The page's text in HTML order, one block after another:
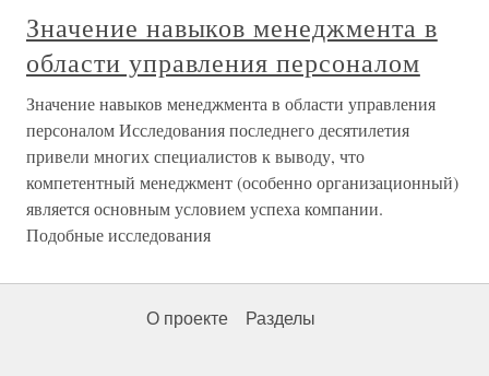
Значение навыков менеджмента в
области управления персоналом
Значение навыков менеджмента в области управления
персоналом Исследования последнего десятилетия
привели многих специалистов к выводу, что
компетентный менеджмент (особенно организационный)
является основным условием успеха компании.
Подобные исследования
О проекте Разделы